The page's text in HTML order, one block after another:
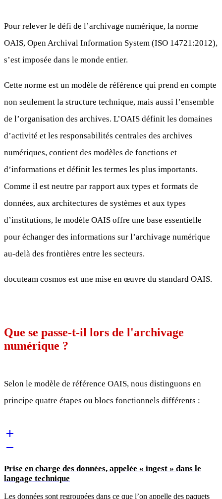
Pour relever le défi de l’archivage numérique, la norme
OAIS, Open Archival Information System (ISO 14721:2012),
s’est imposée dans le monde entier.
Cette norme est un modèle de référence qui prend en compte
non seulement la structure technique, mais aussi l’ensemble
de l’organisation des archives. L’OAIS définit les domaines
d’activité et les responsabilités centrales des archives
numériques, contient des modèles de fonctions et
d’informations et définit les termes les plus importants.
Comme il est neutre par rapport aux types et formats de
données, aux architectures de systèmes et aux types
d’institutions, le modèle OAIS offre une base essentielle
pour échanger des informations sur l’archivage numérique
au-delà des frontières entre les secteurs.
docuteam cosmos est une mise en œuvre du standard OAIS.
Que se passe-t-il lors de l'archivage
numérique ?
Selon le modèle de référence OAIS, nous distinguons en
principe quatre étapes ou blocs fonctionnels différents :
Prise en charge des données, appelée « ingest » dans le
langage technique
Les données sont regroupées dans ce que l’on appelle des paquets